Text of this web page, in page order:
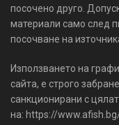
посочено друго.
материали само след
посочване на
Използването на
сайта, е строго
санкционирани с
на: https://